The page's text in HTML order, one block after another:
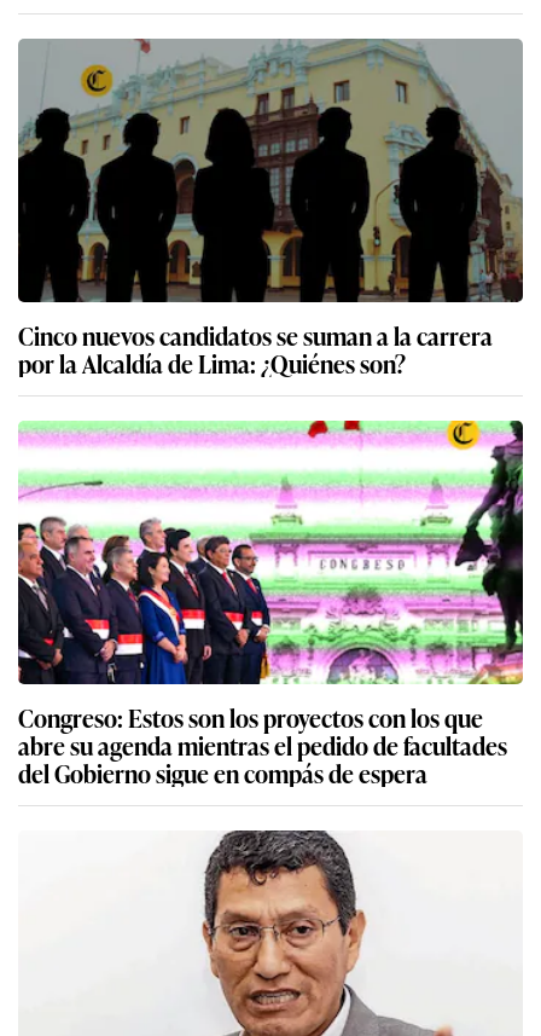
Cinco nuevos candidatos se suman a la carrera
por la Alcaldía de Lima: ¿Quiénes son?
Congreso: Estos son los proyectos con los que
abre su agenda mientras el pedido de facultades
del Gobierno sigue en compás de espera